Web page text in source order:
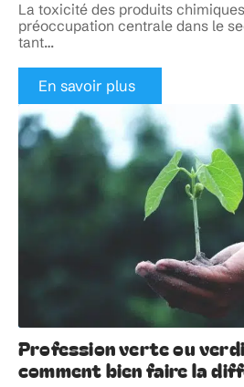
La toxicité des produits
préoccupation centrale dans le
tant…
En savoir plus
Profession verte ou
comment bien faire la